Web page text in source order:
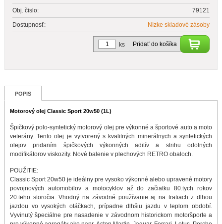
Obj. čislo: 79121
Dostupnosť: Nízke skladové zásoby
Pridať do košíka
ks
POPIS
Motorový olej Classic Sport 20w50 (1L)
Špičkový polo-syntetický motorový olej pre výkonné a športové auto a moto
veterány. Tento olej je vytvorený s kvalitných minerálnych a syntetických
olejov pridaním špičkových výkonných aditív a strihu odolných
modifikátorov viskozity. Nové balenie v plechových RETRO obaloch.
POUŽITIE:
Classic Sport 20w50 je ideálny pre vysoko výkonné alebo upravené motory
povojnových automobilov a motocyklov až do začiatku 80.tych rokov
20.teho storočia. Vhodný na závodné používanie aj na tratiach z dlhou
jazdou vo vysokých otáčkach, prípadne dlhšiu jazdu v teplom období.
Vyvinutý špeciálne pre nasadenie v závodnom historickom motoršporte a